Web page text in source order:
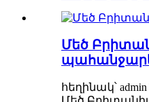
Մեծ
հեղինակ՝ admin